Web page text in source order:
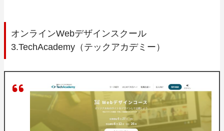
オンラインWebデザインスクール
3.TechAcademy（テックアカデミー）